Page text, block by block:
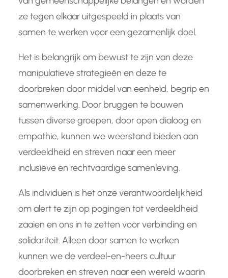
ze tegen elkaar uitgespeeld in plaats van
samen te werken voor een gezamenlijk doel.
Het is belangrijk om bewust te zijn van deze
manipulatieve strategieën en deze te
doorbreken door middel van eenheid, begrip en
samenwerking. Door bruggen te bouwen
tussen diverse groepen, door open dialoog en
empathie, kunnen we weerstand bieden aan
verdeeldheid en streven naar een meer
inclusieve en rechtvaardige samenleving.
Als individuen is het onze verantwoordelijkheid
om alert te zijn op pogingen tot verdeeldheid
zaaien en ons in te zetten voor verbinding en
solidariteit. Alleen door samen te werken
kunnen we de verdeel-en-heers cultuur
doorbreken en streven naar een wereld waarin